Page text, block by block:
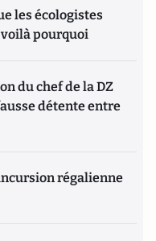
les écologistes
voilà pourquoi
du chef de la DZ
détente entre
régalienne